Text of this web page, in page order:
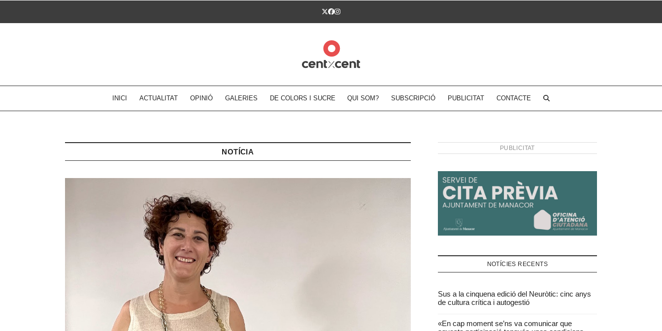
Twitter
Facebook
Instagram
INICI ACTUALITAT OPINIÓ GALERIES DE COLORS I SUCRE QUI SOM? SUBSCRIPCIÓ PUBLICITAT CONTACTE
NOTÍCIA PUBLICITAT
NOTÍCIES RECENTS
Sus a la cinquena edició del Neuròtic: cinc anys
de cultura crítica i autogestió
«En cap moment se’ns va comunicar que